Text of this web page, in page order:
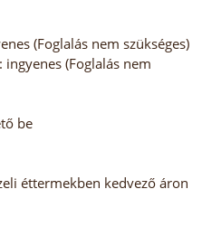
(Foglalás nem szükséges)
(Foglalás nem
be
éttermekben kedvező áron